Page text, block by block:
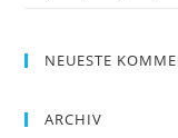
NEUESTE
ARCHIV